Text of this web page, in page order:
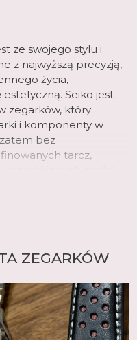
ze swojego stylu i
z najwyższą precyzją,
życia,
Seiko jest
zegarków, który
i komponenty w
zatem bez
tarcz,
na przykład
powłoki
urodził się w centrum
zajmującą się hurtową i
1892 roku założył
zegarków, którą
termin "Seiko"
ZEGARKÓW